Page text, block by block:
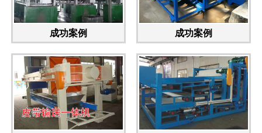
成功案例 成功案例